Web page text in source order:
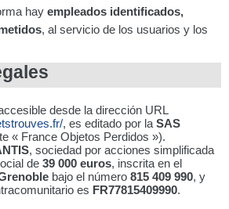
hay empleados identificados,
, al servicio de los usuarios y los
desde la dirección URL
, es editado por la SAS
« France Objetos Perdidos »).
, sociedad por acciones simplificada
de 39 000 euros, inscrita en el
bajo el número 815 409 990, y
es FR77815409990.